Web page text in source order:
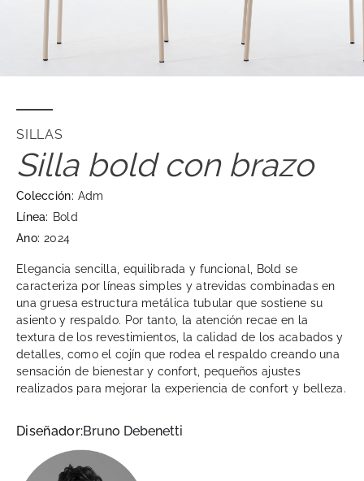
SILLAS
Silla bold con brazo
Colección: Adm
Línea: Bold
Ano: 2024
Elegancia sencilla, equilibrada y funcional, Bold se
caracteriza por líneas simples y atrevidas combinadas en
una gruesa estructura metálica tubular que sostiene su
asiento y respaldo. Por tanto, la atención recae en la
textura de los revestimientos, la calidad de los acabados y
detalles, como el cojín que rodea el respaldo creando una
sensación de bienestar y confort, pequeños ajustes
realizados para mejorar la experiencia de confort y belleza.
Diseñador:Bruno Debenetti